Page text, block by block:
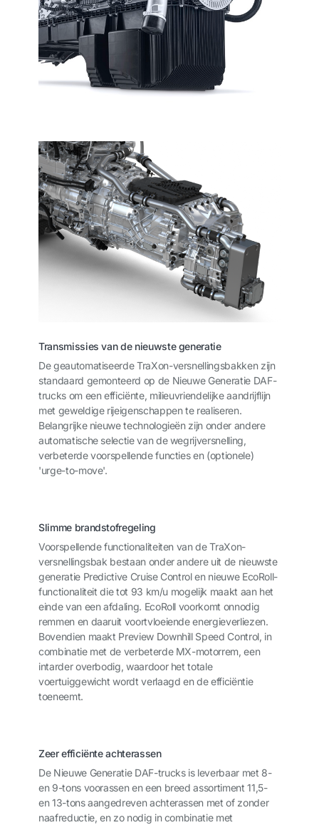
Transmissies van de nieuwste generatie
De geautomatiseerde TraXon-versnellingsbakken zijn
standaard gemonteerd op de Nieuwe Generatie DAF-
trucks om een efficiënte, milieuvriendelijke aandrijflijn
met geweldige rijeigenschappen te realiseren.
Belangrijke nieuwe technologieën zijn onder andere
automatische selectie van de wegrijversnelling,
verbeterde voorspellende functies en (optionele)
'urge-to-move'.
Slimme brandstofregeling
Voorspellende functionaliteiten van de TraXon-
versnellingsbak bestaan onder andere uit de nieuwste
generatie Predictive Cruise Control en nieuwe EcoRoll-
functionaliteit die tot 93 km/u mogelijk maakt aan het
einde van een afdaling. EcoRoll voorkomt onnodig
remmen en daaruit voortvloeiende energieverliezen.
Bovendien maakt Preview Downhill Speed Control, in
combinatie met de verbeterde MX-motorrem, een
intarder overbodig, waardoor het totale
voertuiggewicht wordt verlaagd en de efficiëntie
toeneemt.
Zeer efficiënte achterassen
De Nieuwe Generatie DAF-trucks is leverbaar met 8-
en 9-tons voorassen en een breed assortiment 11,5-
en 13-tons aangedreven achterassen met of zonder
naafreductie, en zo nodig in combinatie met